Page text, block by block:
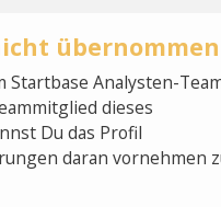
übernommen
Startbase Analysten-
dieses
Du das Profil
daran vornehmen